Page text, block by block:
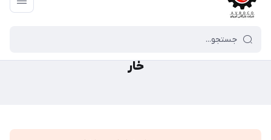
فروشگاه آنلاین آوروکو
خار